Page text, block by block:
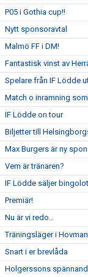
P05 i Gothia cup!!
Nytt sponsoravtal
Malmö FF i DM!
Fantastisk vinst av
Spelare från IF Lödde
Match o inramning
IF Lödde on tour
Biljetter till
Max Burgers är ny
Vem är tränaren?
IF Lödde säljer
Premiär!
Nu är vi redo..
Träningsläger i
Snart i er brevlåda
Holgerssons